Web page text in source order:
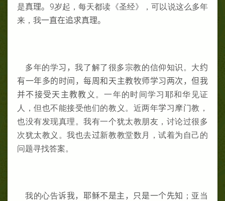
是真理。 9岁起，每天都读《圣经》，可以说这么多年
来，我一直在追求真理。
多年的学习，我了解了很多宗教的信仰知识。大约
有一年多的时间，每周和天主教牧师学习两次，但我
并不接受天主教教 义。一年的时间学习耶和华见证
人，但也不能接受他们的教义。近两年学习摩门教，
也没有发现真理。我有一个犹太教朋友，讨论过很多
次犹太教义。我也去过新教教堂数月，试着为自己的
问题寻找答案。
我的心告诉我，耶稣不是主，只是一个先知 ；亚当